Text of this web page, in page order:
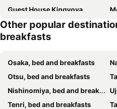
Guest House Kingyoya
Kyostay Iroha Toji Annex
今日都 Kyoto Guesthouse
Kyo No Katadomari K-Style
GUESTHOUSE KYOUTO UJI RIVER I
Other popular
breakfasts
Osaka, bed and breakfasts
Otsu, bed and breakfasts
Nishinomiya, bed and breakfasts
Tenri, bed and breakfasts